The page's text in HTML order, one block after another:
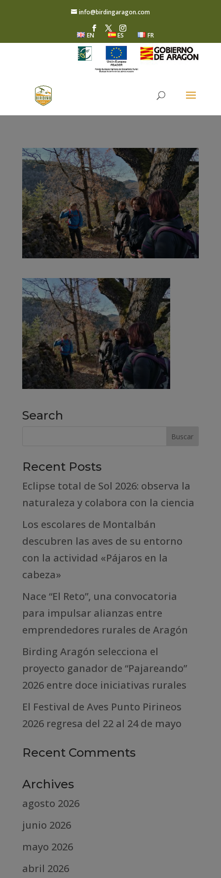
info@birdingaragon.com
EN ES FR
Search
Recent Posts
Eclipse total de Sol 2026: observa la
naturaleza y colabora con la ciencia
Los escolares de Montalbán
descubren las aves de su entorno
con la actividad «Pájaros en la
cabeza»
Nace “El Reto”, una convocatoria
para impulsar alianzas entre
emprendedores rurales de Aragón
Birding Aragón selecciona el
proyecto ganador de “Pajareando”
2026 entre doce iniciativas rurales
El Festival de Aves Punto Pirineos
2026 regresa del 22 al 24 de mayo
Recent Comments
Archives
agosto 2026
junio 2026
mayo 2026
abril 2026